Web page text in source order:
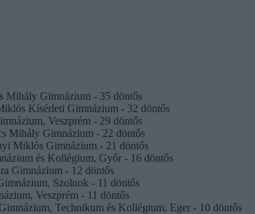
Mihály Gimnázium - 35 döntős
Kísérleti Gimnázium - 32 döntős
Veszprém - 29 döntős
Mihály Gimnázium - 22 döntős
Miklós Gimnázium - 21 döntős
és Kollégium, Győr - 16 döntős
Gimnázium - 12 döntős
Szolnok - 11 döntős
Veszprém - 11 döntős
Technikum és Kollégium, Eger - 10 döntős